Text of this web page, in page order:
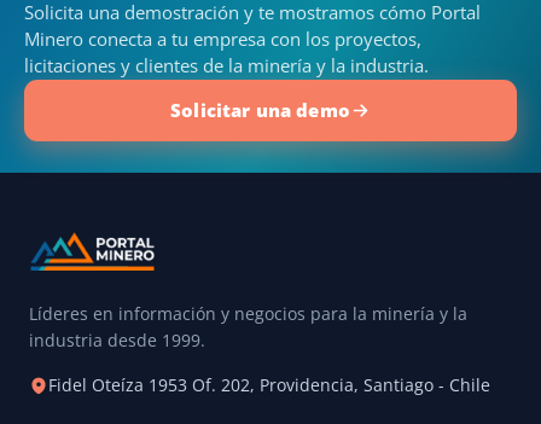
Solicita una demostración y te mostramos cómo Portal
Minero conecta a tu empresa con los proyectos,
licitaciones y clientes de la minería y la industria.
Solicitar una demo
Líderes en información y negocios para la minería y la
industria desde 1999.
Fidel Oteíza 1953 Of. 202, Providencia, Santiago - Chile